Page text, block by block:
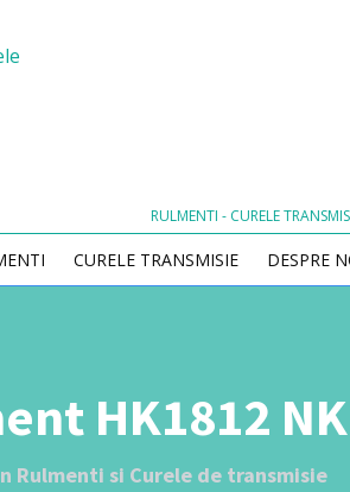
RULMENTI - CURELE
CURELE TRANSMISIE DESPRE
HK1812
Rulmenti si Curele de transmisie